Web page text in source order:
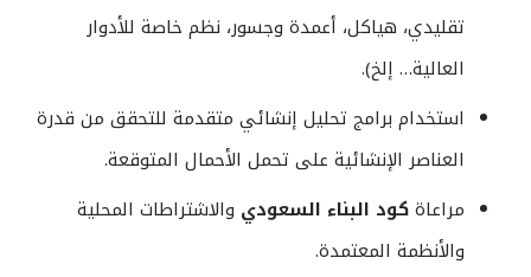
تقليدي، هياكل، أعمدة وجسور، نظم خاصة للأدوار
العالية… إلخ).
استخدام برامج تحليل إنشائي متقدمة للتحقق من قدرة
العناصر الإنشائية على تحمل الأحمال المتوقعة.
مراعاةكود البناء السعودي والاشتراطات المحلية
والأنظمة المعتمدة.